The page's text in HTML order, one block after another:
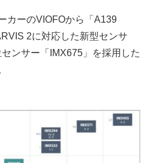
カーのVIOFOから「A139
2に対応した新型センサ
ンサー「IMX675」を採用した